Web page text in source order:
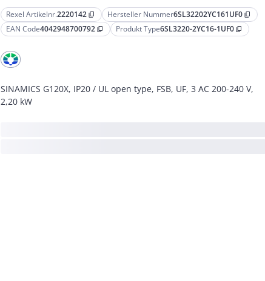
Rexel Artikelnr.2220142 content_copy Hersteller Nummer6SL32202YC161UF0 content_copy
EAN Code4042948700792 content_copy Produkt Type6SL3220-2YC16-1UF0 content_copy
SINAMICS G120X, IP20 / UL open type, FSB, UF, 3 AC 200-240 V,
2,20 kW